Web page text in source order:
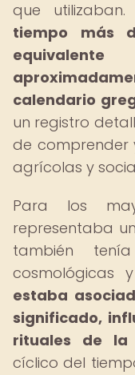
que utilizaban.
tiempo más
calendario
un registro
de comprender
agrícolas y
Para los
representaba
también
cosmológicas
estaba
significado,
rituales de la
cíclico del